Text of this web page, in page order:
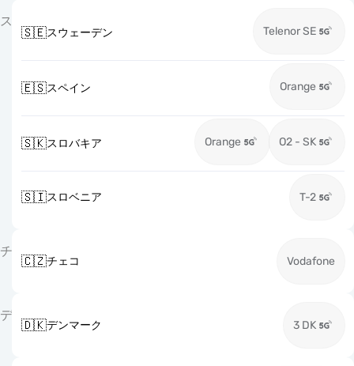
ス
🇸🇪スウェーデン Telenor SE
🇪🇸スペイン Orange
🇸🇰スロバキア Orange O2 - SK
🇸🇮スロベニア T-2
チ
🇨🇿チェコ Vodafone
デ
🇩🇰デンマーク 3 DK